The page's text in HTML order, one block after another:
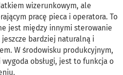
wizerunkowym, ale
pracę pieca i operatora. To
jest między innymi sterowanie
bardziej naturalną i
W środowisku produkcyjnym,
obsługi, jest to funkcja o